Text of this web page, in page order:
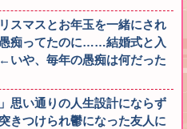
スマスとお年玉を一緒にされ
痴ってたのに……結婚式と入
いや、毎年の愚痴は何だった
思い通りの人生設計にならず
きつけられ鬱になった友人に